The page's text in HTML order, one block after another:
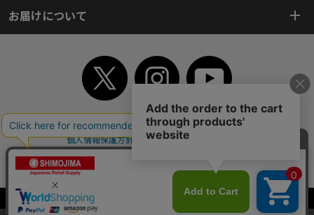
当サイトはクッキー（Cookie）を使用しています。Cookieの使用に同意いた
お届けについて
TOP 初めてご利用のお客様へ ご利用案内
ご利用規約
個人情報保護方針
特定商取引法
よくあるご質問
お問い合わせ
サイトマップ
Copyright© 2018 SHIMOJIMA Co.,Ltd. All Rights Reserved.